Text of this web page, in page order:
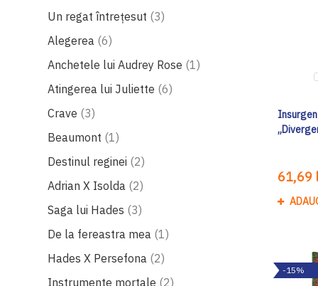
Un regat întrețesut 3produse
Alegerea 6produse
Anchetele lui Audrey Rose 1produs
Atingerea lui Juliette 6produse
Crave 3produse
Beaumont 1produs
Destinul reginei 2produse
Adrian X Isolda 2produse
Saga lui Hades 3produse
De la fereastra mea 1produs
Hades X Persefona 2produse
Instrumente mortale 2produse
61,69
-15%